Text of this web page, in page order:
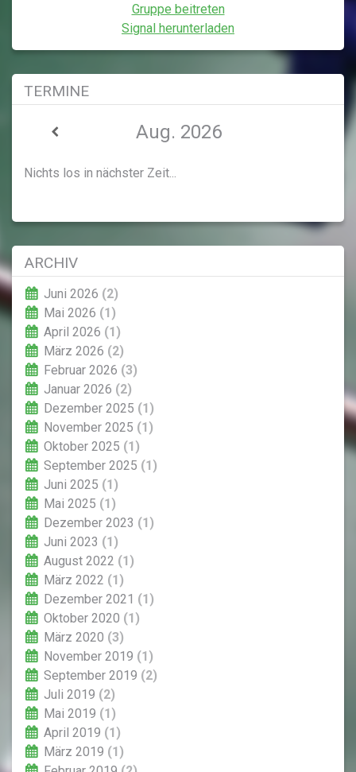
Gruppe beitreten
Signal herunterladen
TERMINE
Aug. 2026
Nichts los in nächster Zeit...
ARCHIV
Juni 2026 (2)
Mai 2026 (1)
April 2026 (1)
März 2026 (2)
Februar 2026 (3)
Januar 2026 (2)
Dezember 2025 (1)
November 2025 (1)
Oktober 2025 (1)
September 2025 (1)
Juni 2025 (1)
Mai 2025 (1)
Dezember 2023 (1)
Juni 2023 (1)
August 2022 (1)
März 2022 (1)
Dezember 2021 (1)
Oktober 2020 (1)
März 2020 (3)
November 2019 (1)
September 2019 (2)
Juli 2019 (2)
Mai 2019 (1)
April 2019 (1)
März 2019 (1)